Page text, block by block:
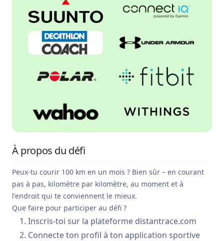
À propos du défi
Peux-tu courir 100 km en un mois ? Bien sûr – en courant
pas à pas, kilomètre par kilomètre, au moment et à
l'endroit qui te conviennent le mieux.
Que faire pour participer au défi ?
Inscris-toi sur la plateforme distantrace.com
Connecte ton profil à ton application sportive